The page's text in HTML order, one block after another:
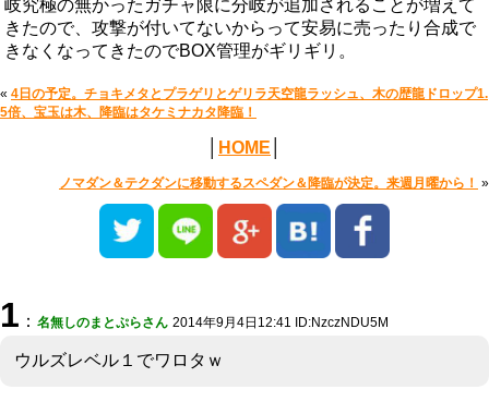
岐究極の無かったガチャ限に分岐が追加されることが増えて
きたので、攻撃が付いてないからって安易に売ったり合成で
きなくなってきたのでBOX管理がギリギリ。
« 4日の予定。チョキメタとプラゲリとゲリラ天空龍ラッシュ、木の歴龍ドロップ1.
5倍、宝玉は木、降臨はタケミナカタ降臨！
HOME
ノマダン＆テクダンに移動するスペダン＆降臨が決定。来週月曜から！ »
1 ： 名無しのまとぷらさん 2014年9月4日12:41 ID:NzczNDU5M
ウルズレベル１でワロタｗ